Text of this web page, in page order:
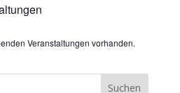
Veranstaltungen vorhanden.